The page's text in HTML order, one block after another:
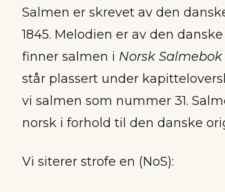
Salmen er skrevet av den
1845. Melodien er av den
finner salmen i Norsk Salmebok
står plassert under
vi salmen som nummer 31.
norsk i forhold til den danske
Vi siterer strofe en (NoS):